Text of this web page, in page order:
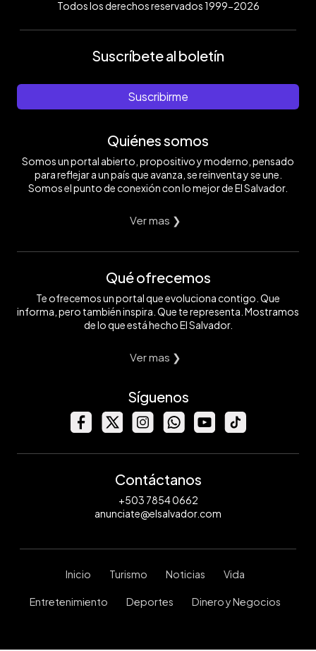
Todos los derechos reservados 1999-2026
Suscríbete al boletín
Suscribirme
Quiénes somos
Somos un portal abierto, propositivo y moderno, pensado
para reflejar a un país que avanza, se reinventa y se une.
Somos el punto de conexión con lo mejor de El Salvador.
Ver mas ❯
Qué ofrecemos
Te ofrecemos un portal que evoluciona contigo. Que
informa, pero también inspira. Que te representa. Mostramos
de lo que está hecho El Salvador.
Ver mas ❯
Síguenos
Contáctanos
+503 7854 0662
anunciate@elsalvador.com
Inicio Turismo Noticias Vida
Entretenimiento Deportes Dinero y Negocios